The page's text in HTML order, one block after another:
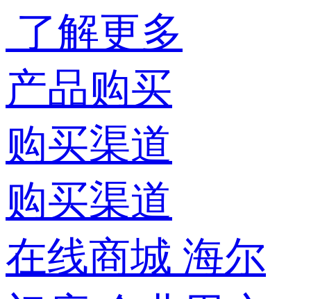
了解更多
产品购买
购买渠道
购买渠道
在线商城 海尔